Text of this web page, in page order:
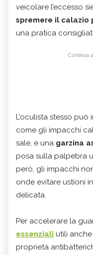
veicolare l’eccesso
spremere il calazio
una pratica
Continua
L’oculista stesso
come gli impacchi
sale, e una garzina
posa sulla palpebra
però, gli impacchi
onde evitare ustioni
delicata.
Per accelerare la
essenziali utili
proprietà